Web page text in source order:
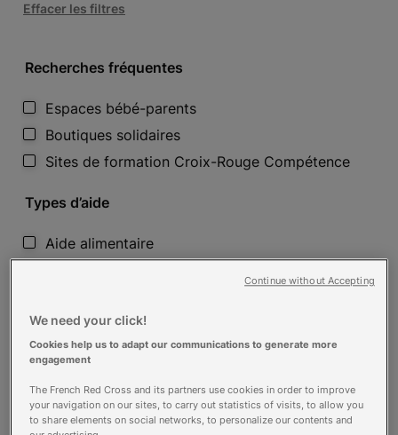
Effacer les filtres
Recherches fréquentes
Espaces bébé-parents
Boutiques solidaires
Sites de formation Croix-Rouge Compétence
Types d’aide
Aide alimentaire
Voir plus
Besoins
Etre orienté
Accéder à mes droits
We need your click!
Cookies help us to adapt our communications to generate more
engagement
The French Red Cross and its partners use cookies in order to improve
your navigation on our sites, to carry out statistics of visits, to allow you
to share elements on social networks, to personalize our contents and
Continue without Accepting